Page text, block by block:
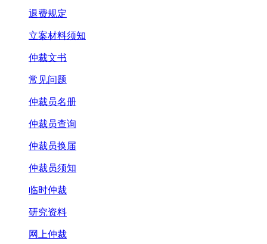
退费规定
立案材料须知
仲裁文书
常见问题
仲裁员名册
仲裁员查询
仲裁员换届
仲裁员须知
临时仲裁
研究资料
网上仲裁